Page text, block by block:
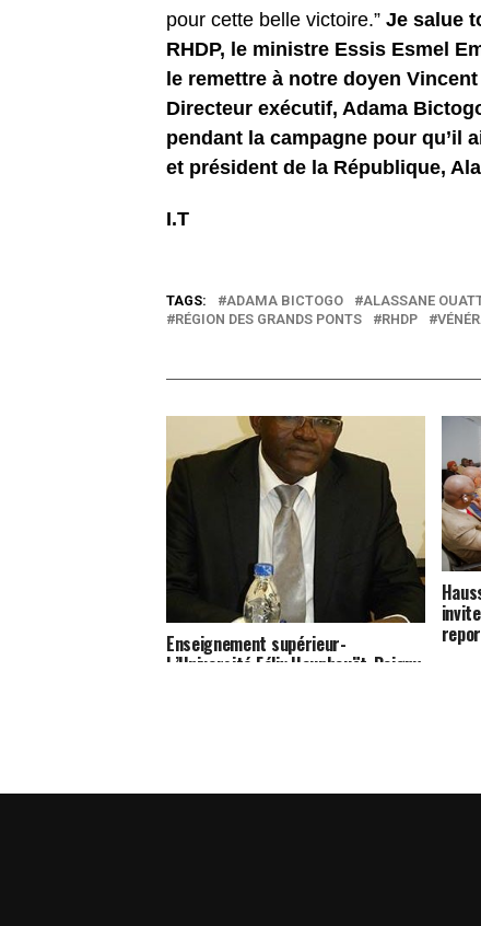
pour cette belle victoire.” Je salue
RHDP, le ministre Essis Esmel
le remettre à notre doyen
Directeur exécutif, Adama
pendant la campagne pour qu’il
et président de la République,
I.T
TAGS: ADAMA BICTOGO ALASSANE
RÉGION DES GRANDS PONTS
RHDP
Enseignement supérieur-
L’Université Félix Houphouët-Boigny